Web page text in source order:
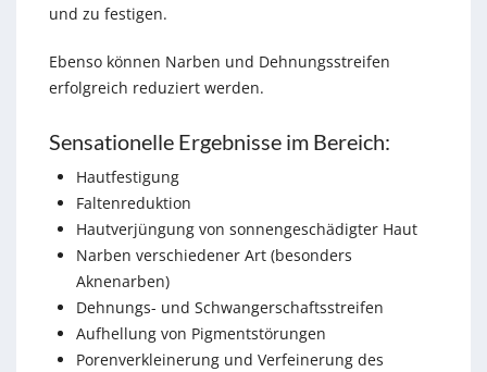
und zu festigen.
Ebenso können Narben und Dehnungsstreifen
erfolgreich reduziert werden.
Sensationelle Ergebnisse im Bereich:
Hautfestigung
Faltenreduktion
Hautverjüngung von sonnengeschädigter Haut
Narben verschiedener Art (besonders
Aknenarben)
Dehnungs- und Schwangerschaftsstreifen
Aufhellung von Pigmentstörungen
Porenverkleinerung und Verfeinerung des